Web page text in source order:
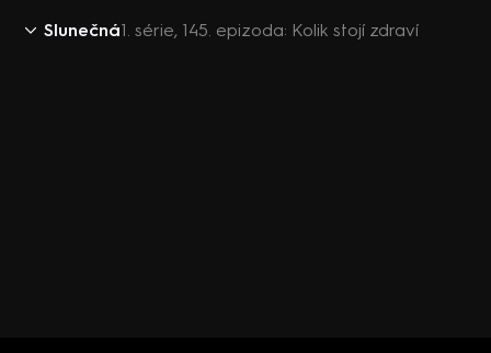
Slunečná1. série, 145. epizoda: Kolik stojí zdraví